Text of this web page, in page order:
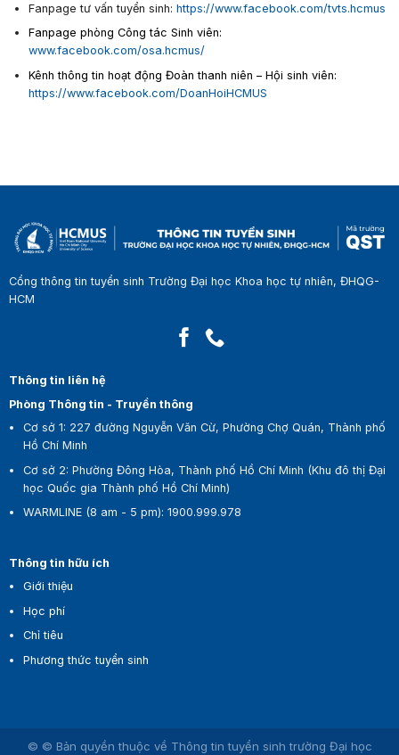
Fanpage tư vấn tuyển sinh: https://www.facebook.com/tvts.hcmus
Fanpage phòng Công tác Sinh viên:
www.facebook.com/osa.hcmus/
Kênh thông tin hoạt động Đoàn thanh niên – Hội sinh viên:
https://www.facebook.com/DoanHoiHCMUS
Cổng thông tin tuyển sinh Trường Đại học Khoa học tự nhiên, ĐHQG-
HCM
Thông tin liên hệ
Phòng Thông tin - Truyền thông
Cơ sở 1: 227 đường Nguyễn Văn Cừ, Phường Chợ Quán, Thành phố
Hồ Chí Minh
Cơ sở 2: Phường Đông Hòa, Thành phố Hồ Chí Minh (Khu đô thị Đại
học Quốc gia Thành phố Hồ Chí Minh)
WARMLINE (8 am - 5 pm):1900.999.978
Thông tin hữu ích
Giới thiệu
Học phí
Chỉ tiêu
Phương thức tuyển sinh
© © Bản quyền thuộc về Thông tin tuyển sinh trường Đại học